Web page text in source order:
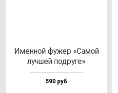
Имен­ной фу­жер «Самой
луч­шей под­ру­ге»
590 руб